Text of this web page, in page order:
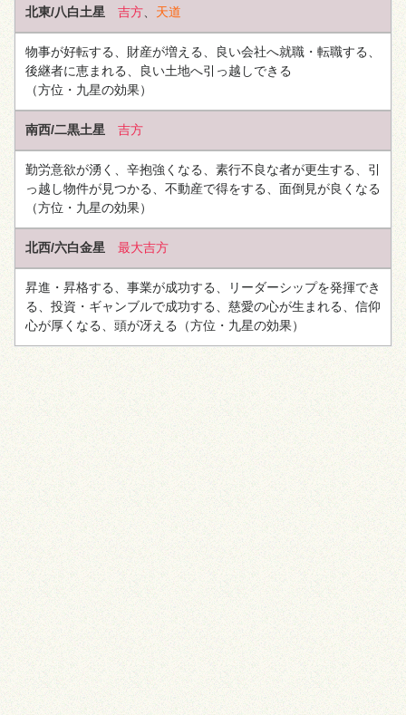
北東/八白土星 吉方、 天道
物事が好転する、財産が増える、良い会社へ就職・転職する、
後継者に恵まれる、良い土地へ引っ越しできる
（方位・九星の効果）
南西/二黒土星 吉方
勤労意欲が湧く、辛抱強くなる、素行不良な者が更生する、引
っ越し物件が見つかる、不動産で得をする、面倒見が良くなる
（方位・九星の効果）
北西/六白金星 最大吉方
昇進・昇格する、事業が成功する、リーダーシップを発揮でき
る、投資・ギャンブルで成功する、慈愛の心が生まれる、信仰
心が厚くなる、頭が冴える （方位・九星の効果）